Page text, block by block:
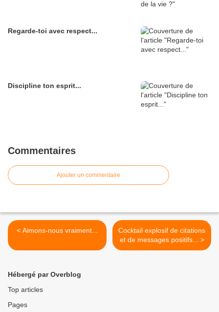
Regarde-toi avec respect...
Discipline ton esprit...
Commentaires
Ajouter un commentaire
< Aimons-nous vraiment...
Cocktail explosif de citations
et de messages positifs... >
Hébergé par Overblog
Top articles
Pages